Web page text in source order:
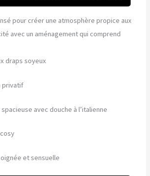
pour créer une atmosphère propice aux
avec un aménagement qui comprend
draps soyeux
privatif
avec douche à l’italienne
et sensuelle